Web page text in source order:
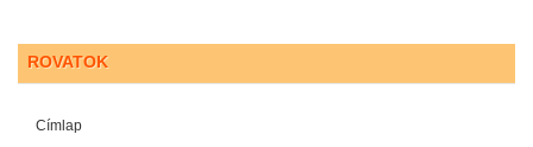
ROVATOK
Címlap